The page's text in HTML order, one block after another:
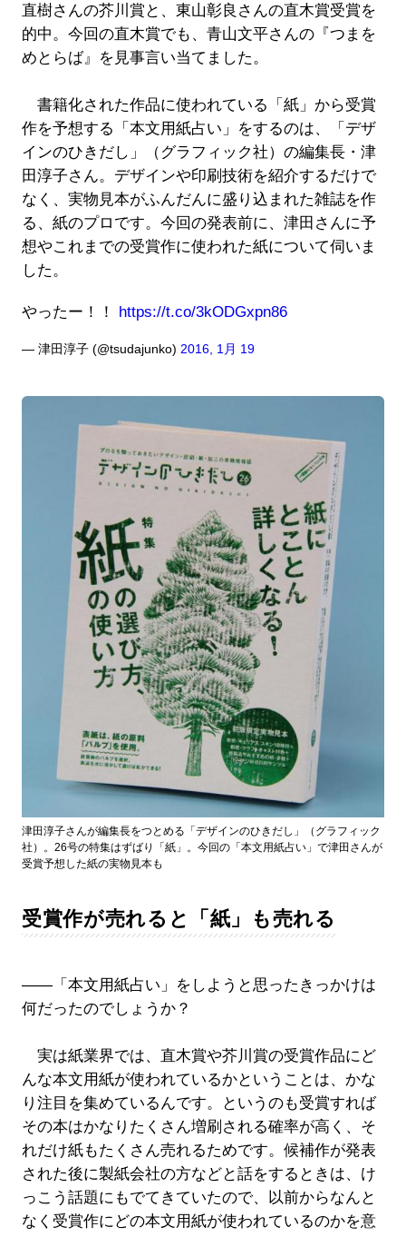
直樹さんの芥川賞と、東山彰良さんの直木賞受賞を
的中。今回の直木賞でも、青山文平さんの『つまを
めとらば』を見事言い当てました。
書籍化された作品に使われている「紙」から受賞
作を予想する「本文用紙占い」をするのは、「デザ
インのひきだし」（グラフィック社）の編集長・津
田淳子さん。デザインや印刷技術を紹介するだけで
なく、実物見本がふんだんに盛り込まれた雑誌を作
る、紙のプロです。今回の発表前に、津田さんに予
想やこれまでの受賞作に使われた紙について伺いま
した。
やったー！！ https://t.co/3kODGxpn86
— 津田淳子 (@tsudajunko) 2016, 1月 19
津田淳子さんが編集長をつとめる「デザインのひきだし」（グラフィック
社）。26号の特集はずばり「紙」。今回の「本文用紙占い」で津田さんが
受賞予想した紙の実物見本も
受賞作が売れると「紙」も売れる
――「本文用紙占い」をしようと思ったきっかけは
何だったのでしょうか？
実は紙業界では、直木賞や芥川賞の受賞作品にど
んな本文用紙が使われているかということは、かな
り注目を集めているんです。というのも受賞すれば
その本はかなりたくさん増刷される確率が高く、そ
れだけ紙もたくさん売れるためです。候補作が発表
された後に製紙会社の方などと話をするときは、け
っこう話題にもでてきていたので、以前からなんと
なく受賞作にどの本文用紙が使われているのかを意